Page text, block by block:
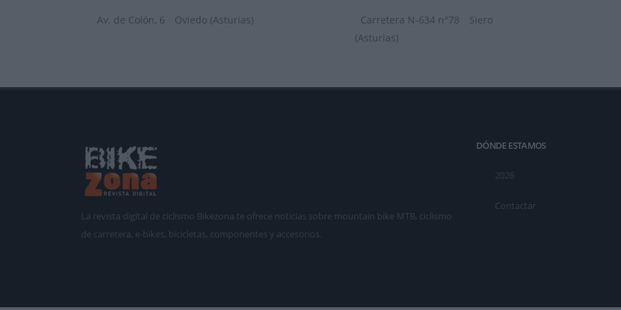
Av. de Colón, 6 Oviedo (Asturias) Carretera N-634 n°78
Siero
(Asturias)
La revista digital de ciclismo Bikezona te ofrece noticias sobre mountain bike MTB, ciclismo
de carretera, e-bikes, bicicletas, componentes y accesorios.
DÓNDE ESTAMOS
2026
Contactar